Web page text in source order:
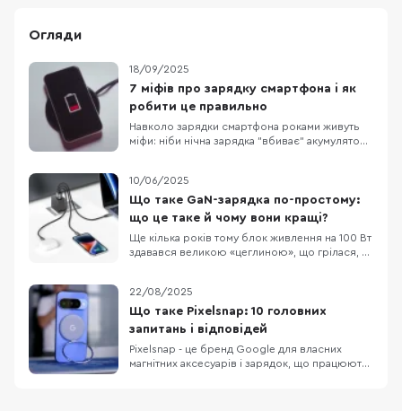
Огляди
18/09/2025
7 міфів про зарядку смартфона і як
робити це правильно
Навколо зарядки смартфона роками живуть
міфи: ніби нічна зарядка "вбиває" акумулятор,
Насправді літій-іонні батареї та сучасні
системи захисту працюють інакше: пристрій
відсікає струм на 100%, стежить за
температурою й
10/06/2025
Що таке GaN-зарядка по-простому:
що це таке й чому вони кращі?
Ще кілька років тому блок живлення на 100 Вт
здавався великою «цеглиною», що грілася, як
коробка сірників — і все завдяки новому
матеріалу під назвою GaN (галій-нітрид). 1. Що
таке GaN? Усередині будь-якого заряд
22/08/2025
Що таке Pixelsnap: 10 головних
запитань і відповідей
Pixelsnap - це бренд Google для власних
магнітних аксесуарів і зарядок, що працюють